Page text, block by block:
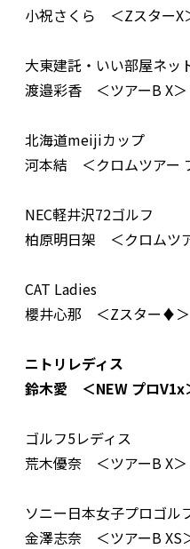
小祝さくら ＜ZスターX
大東建託・いい部屋ネッ
渡邉彩香 ＜ツアーB X＞
北海道meijiカップ
河本結 ＜クロムツアー
NEC軽井沢72ゴルフ
柏原明日架 ＜クロムツ
CAT Ladies
櫻井心那 ＜Zスター♦︎＞
ニトリレディス
鈴木愛 ＜NEW プロV1x
ゴルフ5レディス
荒木優奈 ＜ツアーB X＞
ソニー日本女子プロゴル
金澤志奈 ＜ツアーB XS